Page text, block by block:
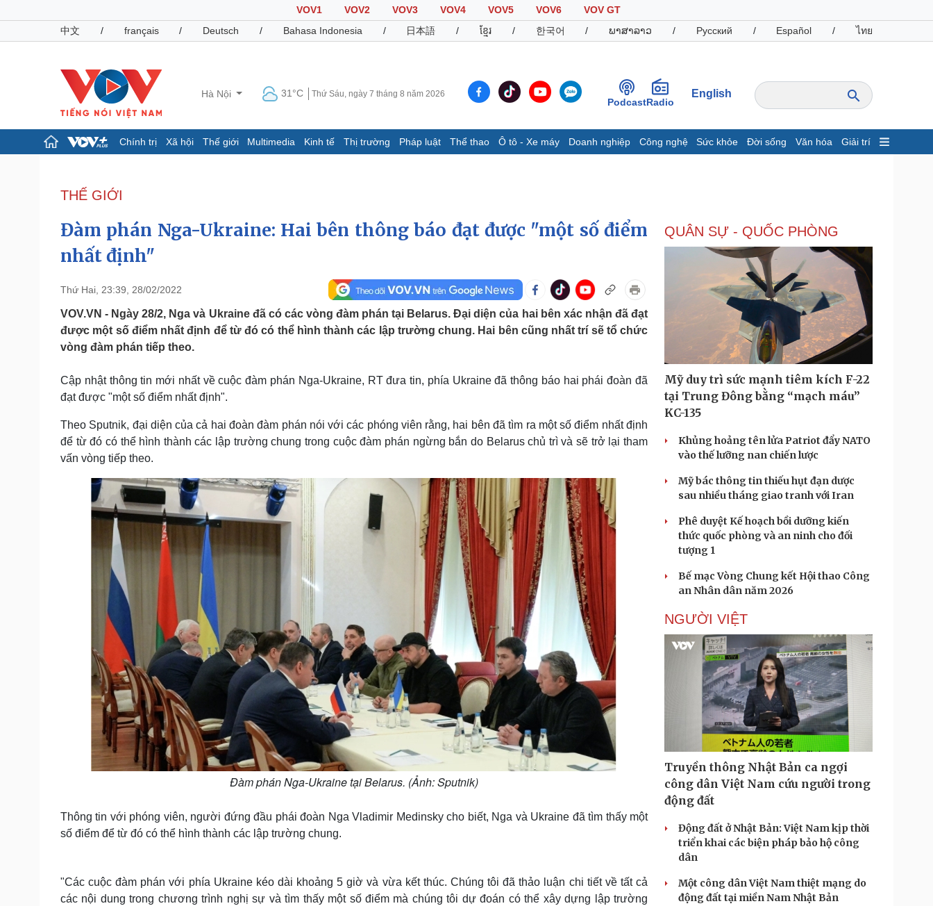
VOV1 VOV2 VOV3 VOV4 VOV5 VOV6
VOV GT
中文
/ français / Deutsch / Bahasa Indonesia / 日本語 / ខ្មែរ / 한국어 / ພາສາລາວ / Русский / Español / ไทย
Hà Nội 31°C Thứ Sáu, ngày 7 tháng 8 năm 2026
PodcastRadio
English
Chính trị Xã hội Thế giới Multimedia Kinh tế Thị trường Pháp luật Thể thao Ô tô - Xe máy Doanh nghiệp Công nghệ Sức khỏe Đời sống Văn hóa Giải trí
Đảng
Tổ chức nhân sự
Nhận diện sự thật
Dấu ấn VOV
Infographic
Chứng khoán
Giá cà phê
Pháp luật
Tin nóng
Tư vấn luật
Việt Nam
Phân tích
Thể thao
Lịch thi đấu bóng đá
Thế giới thể thao
Ô tô - Xe máy
Xe máy
Tư vấn
Doanh nghiệp
Doanh nghiệp 24h
Doanh nhân
Công nghệ
Sành điệu
Tin Công nghệ
Trải nghiệm
Chuyển đổi số
Sức khỏe
Dinh dưỡng - món ngon
Cây thuốc
Sản phụ khoa
Nhi khoa
Nam khoa
Làm đẹp - giảm cân
Phòng mạch online
Ăn sạch sống khỏe
Đời sống
Nhà đẹp
Blog
Tình yêu - Gia đình
Văn hóa
Văn học
Âm nhạc
Di sản
Giải trí
Thời trang
Du lịch
Săn Tour
Podcast
Câu chuyện thời sự
Cửa sổ tình yêu
Kể chuyện cho bé
Hạt giống tâm hồn
THẾ GIỚI
Đàm phán Nga-Ukraine: Hai bên thông báo đạt được "một số điểm
nhất định"
Thứ Hai, 23:39, 28/02/2022
VOV.VN - Ngày 28/2, Nga và Ukraine đã có các vòng đàm phán tại Belarus. Đại diện của hai bên xác nhận đã đạt
được một số điểm nhất định để từ đó có thể hình thành các lập trường chung. Hai bên cũng nhất trí sẽ tổ chức
vòng đàm phán tiếp theo.
Cập nhật thông tin mới nhất về cuộc đàm phán Nga-Ukraine, RT đưa tin, phía Ukraine đã thông báo hai phái đoàn đã
đạt được "một số điểm nhất định".
Theo Sputnik, đại diện của cả hai đoàn đàm phán nói với các phóng viên rằng, hai bên đã tìm ra một số điểm nhất định
để từ đó có thể hình thành các lập trường chung trong cuộc đàm phán ngừng bắn do Belarus chủ trì và sẽ trở lại tham
vấn vòng tiếp theo.
Đàm phán Nga-Ukraine tại Belarus. (Ảnh: Sputnik)
Thông tin với phóng viên, người đứng đầu phái đoàn Nga Vladimir Medinsky cho biết, Nga và Ukraine đã tìm thấy một
số điểm để từ đó có thể hình thành các lập trường chung.
"Các cuộc đàm phán với phía Ukraine kéo dài khoảng 5 giờ và vừa kết thúc. Chúng tôi đã thảo luận chi tiết về tất cả
các nội dung trong chương trình nghị sự và tìm thấy một số điểm mà chúng tôi dự đoán có thể xây dựng lập trường
QUÂN SỰ - QUỐC PHÒNG
Mỹ duy trì sức mạnh tiêm kích F-22
tại Trung Đông bằng “mạch máu”
KC-135
Khủng hoảng tên lửa Patriot đẩy NATO
vào thế lưỡng nan chiến lược
Mỹ bác thông tin thiếu hụt đạn dược
sau nhiều tháng giao tranh với Iran
Phê duyệt Kế hoạch bồi dưỡng kiến
thức quốc phòng và an ninh cho đối
tượng 1
Bế mạc Vòng Chung kết Hội thao Công
an Nhân dân năm 2026
NGƯỜI VIỆT
Truyền thông Nhật Bản ca ngợi
công dân Việt Nam cứu người trong
động đất
Động đất ở Nhật Bản: Việt Nam kịp thời
triển khai các biện pháp bảo hộ công
dân
Một công dân Việt Nam thiệt mạng do
động đất tại miền Nam Nhật Bản